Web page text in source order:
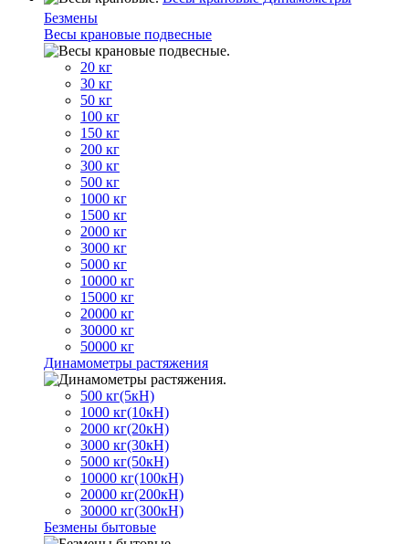
Безмены
Весы крановые подвесные
20 кг
30 кг
50 кг
100 кг
150 кг
200 кг
300 кг
500 кг
1000 кг
1500 кг
2000 кг
3000 кг
5000 кг
10000 кг
15000 кг
20000 кг
30000 кг
50000 кг
Динамометры растяжения
500 кг(5кН)
1000 кг(10кН)
2000 кг(20кН)
3000 кг(30кН)
5000 кг(50кН)
10000 кг(100кН)
20000 кг(200кН)
30000 кг(300кН)
Безмены бытовые